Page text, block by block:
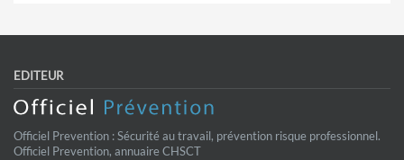
EDITEUR
Officiel Prevention : Sécurité au travail, prévention risque professionnel.
Officiel Prevention, annuaire CHSCT